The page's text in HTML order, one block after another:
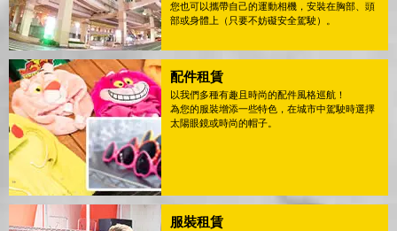
您也可以攜帶自己的運動相機，安裝在胸部、頭
部或身體上（只要不妨礙安全駕駛）。
配件租賃
以我們多種有趣且時尚的配件風格巡航！
為您的服裝增添一些特色，在城市中駕駛時選擇
太陽眼鏡或時尚的帽子。
服裝租賃